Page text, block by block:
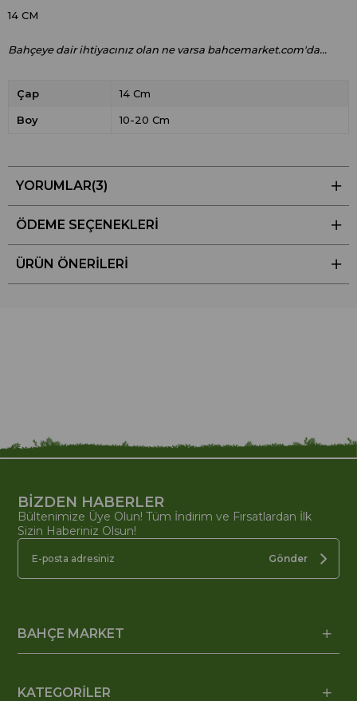
14 CM
Bahçeye dair ihtiyacınız olan ne varsa bahcemarket.com'da...
Çap 14 Cm
Boy 10-20 Cm
YORUMLAR(3)
ÖDEME SEÇENEKLERI
ÜRÜN ÖNERILERI
BİZDEN HABERLER
Bültenimize Üye Olun! Tüm İndirim ve Fırsatlardan İlk
Sizin Haberiniz Olsun!
Gönder
BAHÇE MARKET
KATEGORİLER